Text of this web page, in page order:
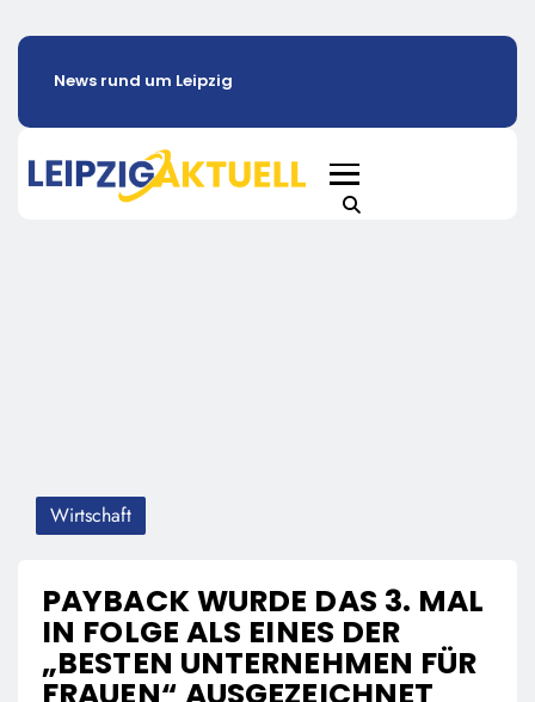
News rund um Leipzig
Wirtschaft
PAYBACK WURDE DAS 3. MAL
IN FOLGE ALS EINES DER
„BESTEN UNTERNEHMEN FÜR